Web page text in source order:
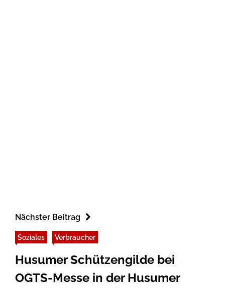
Nächster Beitrag
Soziales Verbraucher
Husumer Schützengilde bei
OGTS-Messe in der Husumer